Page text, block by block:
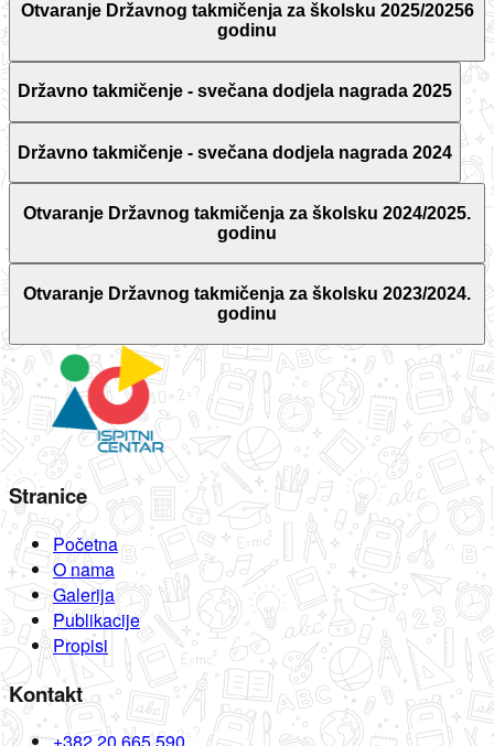
Otvaranje Državnog takmičenja za školsku 2025/20256
godinu
Državno takmičenje - svečana dodjela nagrada 2025
Državno takmičenje - svečana dodjela nagrada 2024
Otvaranje Državnog takmičenja za školsku 2024/2025.
godinu
Otvaranje Državnog takmičenja za školsku 2023/2024.
godinu
Stranice
Početna
O nama
Galerija
Publikacije
Propisi
Kontakt